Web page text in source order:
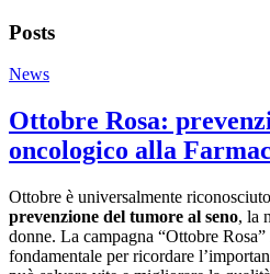
Posts
News
Ottobre Rosa:
oncologico alla
Ottobre è universalmente
prevenzione del tumore al seno, la
donne. La campagna “Ottobre Rosa”
fondamentale per ricordare